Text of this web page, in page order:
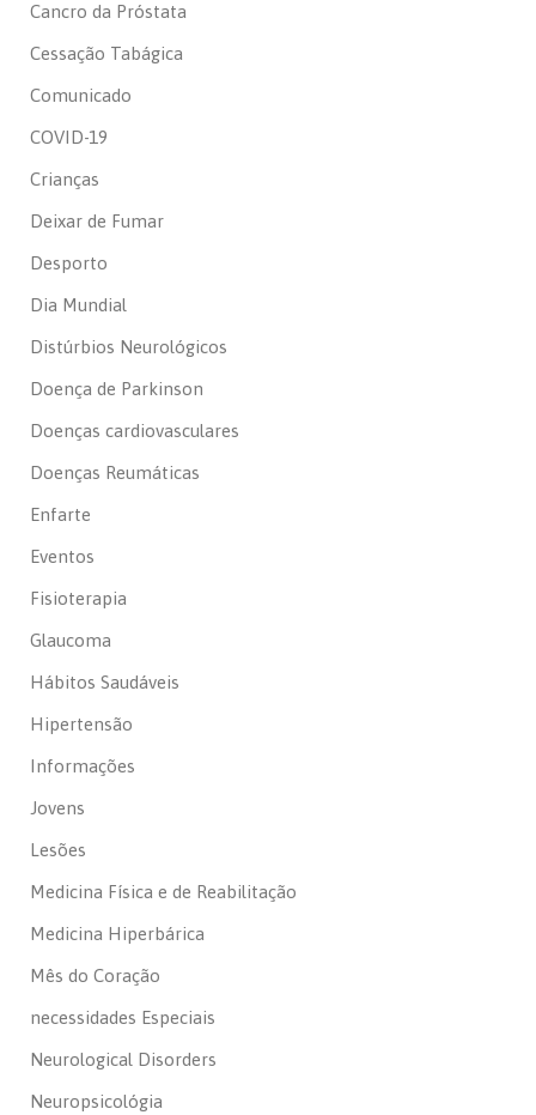
Cancro da Próstata
Cessação Tabágica
Comunicado
COVID-19
Crianças
Deixar de Fumar
Desporto
Dia Mundial
Distúrbios Neurológicos
Doença de Parkinson
Doenças cardiovasculares
Doenças Reumáticas
Enfarte
Eventos
Fisioterapia
Glaucoma
Hábitos Saudáveis
Hipertensão
Informações
Jovens
Lesões
Medicina Física e de Reabilitação
Medicina Hiperbárica
Mês do Coração
necessidades Especiais
Neurological Disorders
Neuropsicológia